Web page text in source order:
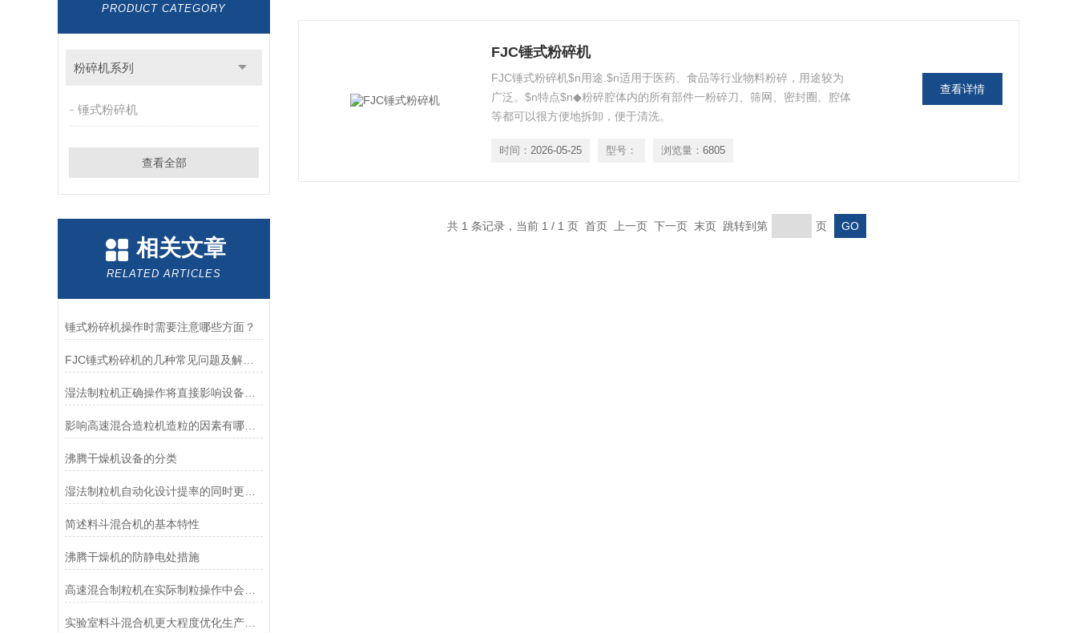
PRODUCT CATEGORY
粉碎机系列
锤式粉碎机
查看全部
相关文章
RELATED ARTICLES
锤式粉碎机操作时需要注意哪些方面？
FJC锤式粉碎机的几种常见问题及解决方法
影响高速混合造粒机造粒的因素有哪些？
沸腾干燥机设备的分类
简述料斗混合机的基本特性
沸腾干燥机的防静电处措施
实验室料斗混合机更大程度优化生产工艺
FJC锤式粉碎机
FJC锤式粉碎机$n用途.$n适用于医药、食品等行业物料粉碎，用途较为
广泛。$n特点$n◆粉碎腔体内的所有部件一粉碎刀、筛网、密封圈、腔体
等都可以很方便地拆卸，便于清洗。
时间： 2026-05-25 型号： 浏览量： 6805
查看详情
共 1 条记录，当前 1 / 1 页 首页 上一页 下一页 末页 跳转到第 页